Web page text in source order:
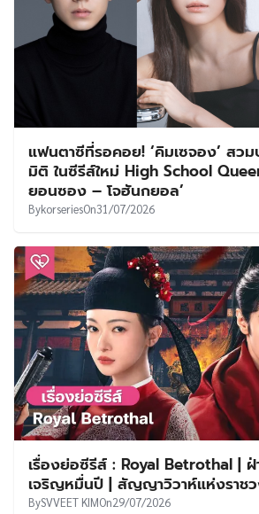
แฟนตาซีที่รอคอย! ‘คิมเซจอง’ สว
มิติ ในซีรีส์ใหม่ High School
ยอนซอง – โจฮันกยอล’
BykorseriesOn31/07/2026
เรื่องย่อซีรีส์ : Royal Betrothal | ฝ่
เจริญหมื่นปี | สัญญาวิวาห์แห่งราช
BySVVEET KIMOn29/07/2026